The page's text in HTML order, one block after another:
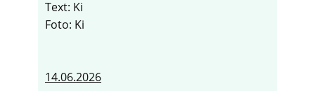
Text: Ki
Foto: Ki
14.06.2026